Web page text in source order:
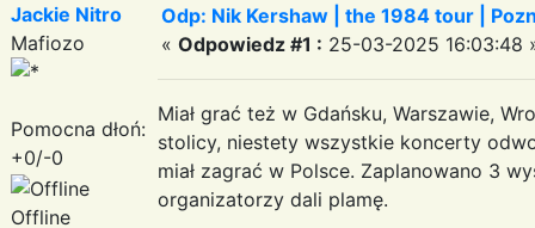
Jackie Nitro
Mafiozo
Pomocna dłoń:
+0/-0
Offline
Odp: Nik Kershaw | the 1984 tour |
« Odpowiedz #1 : 25-03-2025 16:03:48
Miał grać też w Gdańsku, Warszawie,
stolicy, niestety wszystkie koncerty
miał zagrać w Polsce. Zaplanowano 3
organizatorzy dali plamę.